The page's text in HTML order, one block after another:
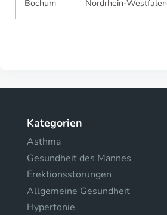
Bochum Nordrhein-Westfalen
Kategorien
Asthma
Gesundheit des Mannes
Erektionsstörungen
Allgemeine Gesundheit
Hypertonie